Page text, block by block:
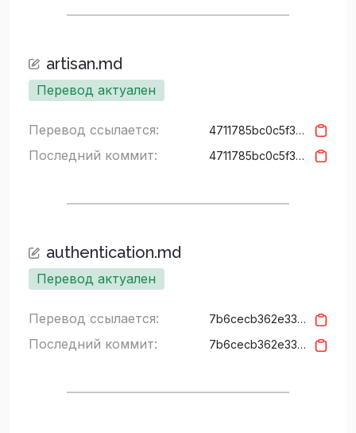
artisan.md
Перевод актуален
Перевод ссылается: 4711785bc0c5f3be06ec6cd803e8fd2deb3938a2
Последний коммит: 4711785bc0c5f3be06ec6cd803e8fd2deb3938a2
authentication.md
Перевод актуален
Перевод ссылается: 7b6cecb362e331aed101d579c1b9add5e7434077
Последний коммит: 7b6cecb362e331aed101d579c1b9add5e7434077